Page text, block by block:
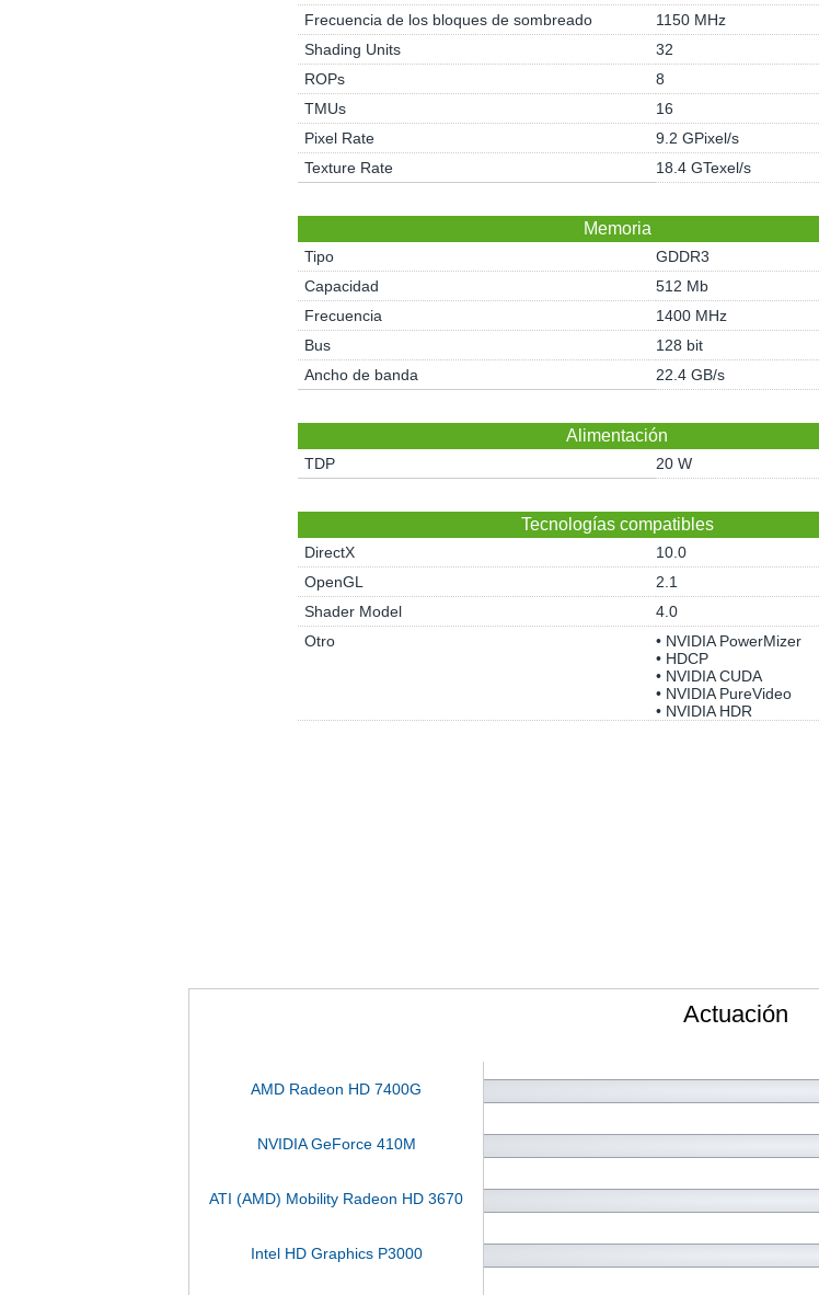
Frecuencia de los bloques de sombreado
1150 MHz
Shading Units
32
ROPs
8
TMUs
16
Pixel Rate
9.2 GPixel/s
Texture Rate
18.4 GTexel/s
Memoria
Tipo
GDDR3
Capacidad
512 Mb
Frecuencia
1400 MHz
Bus
128 bit
Ancho de banda
22.4 GB/s
Alimentación
TDP 20 W
Tecnologías compatibles
DirectX
10.0
OpenGL
2.1
Shader Model
4.0
Otro
• NVIDIA PowerMizer
• HDCP
• NVIDIA CUDA
• NVIDIA PureVideo
• NVIDIA HDR
Actuación
AMD Radeon HD 7400G
NVIDIA GeForce 410M
ATI (AMD) Mobility Radeon HD 3670
Intel HD Graphics P3000